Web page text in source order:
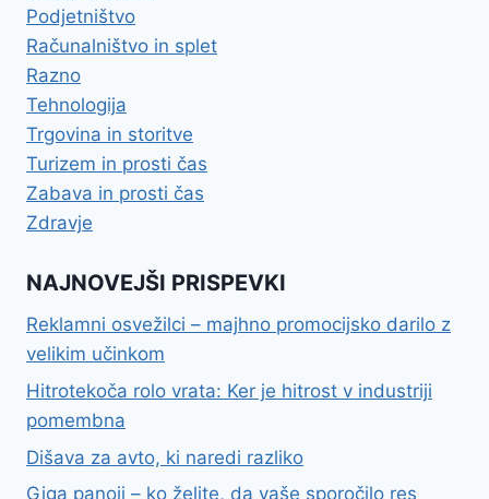
Podjetništvo
Računalništvo in splet
Razno
Tehnologija
Trgovina in storitve
Turizem in prosti čas
Zabava in prosti čas
Zdravje
NAJNOVEJŠI PRISPEVKI
Reklamni osvežilci – majhno promocijsko darilo z
velikim učinkom
Hitrotekoča rolo vrata: Ker je hitrost v industriji
pomembna
Dišava za avto, ki naredi razliko
Giga panoji – ko želite, da vaše sporočilo res